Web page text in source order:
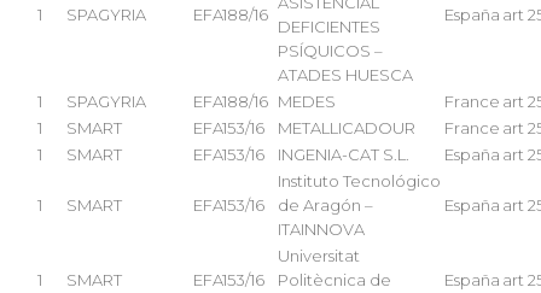
1 SPAGYRIA EFA188/16
DEFICIENTES
PSÍQUICOS –
ATADES HUESCA
España art
1 SPAGYRIA EFA188/16 MEDES France art
1
SMART EFA153/16 METALLICADOUR France art
1
SMART EFA153/16 INGENIA-CAT S.L. España art
1 SMART EFA153/16
Instituto Tecnológico
de Aragón –
ITAINNOVA
España art
1 SMART EFA153/16
Universitat
Politècnica de
España art